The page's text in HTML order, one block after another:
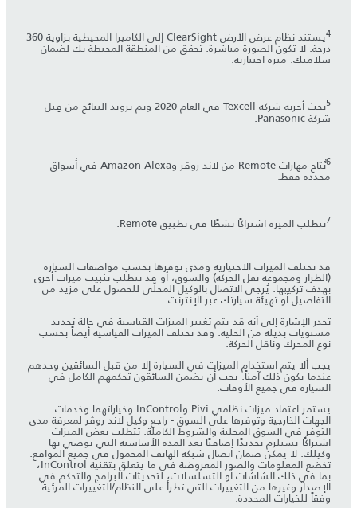
4 يستند نظام عرض الأرض ClearSight إلى الكاميرا المحيطية بزاوية 360
درجة. لا تكون الصورة مباشرة. تحقق من المنطقة المحيطة بك لضمان
سلامتك. ميزة اختيارية.
5 بحث أجرته شركة Texcell في العام 2020 وتم تزويد النتائج من قِبل
شركة Panasonic.
6 تُتاح مهارات Remote من لاند روڤر وAmazon Alexa في أسواق
محددة فقط.
7تتطلب الميزة اشتراكًا نشطًا في تطبيق Remote.
قد تختلف الميزات الاختيارية ومدى توفرها بحسب مواصفات السيارة
(الطراز ومجموعة نقل الحركة) والسوق، أو قد تتطلب تثبيت ميزات أخرى
بهدف تركيبها. يُرجى الاتصال بالوكيل المحلّي للحصول على مزيد من
التفاصيل أو تهيئة سيارتك عبر الإنترنت.
تجدر الإشارة إلى أنه قد يتم تغيير الميزات القياسية في حالة تحديد
مستويات بديلة من الحلية. وقد تختلف الميزات القياسية أيضاً بحسب
نوع المحرك وناقل الحركة.
يجب ألا يتم استخدام الميزات في السيارة إلا من قبل السائقين وحدهم
عندما يكون ذلك آمناً. يجب أن يضمن السائقون تحكمهم الكامل في
السيارة في جميع الأوقات.
يستمر اعتماد ميزات نظامي Pivi وInControl وخياراتهما وخدمات
الجهات الخارجية وتوفرها على السوق - راجع وكيل لاند روڤر لمعرفة مدى
التوفر في السوق المحلية والشروط الكاملة. تتطلب بعض الميزات
اشتراكًا يستلزم تجديدًا إضافيًا بعد المدة الأساسية التي يوصي بها
وكيلك. لا يمكن ضمان اتصال شبكة الهاتف المحمول في جميع المواقع.
تخضع المعلومات والصور المعروضة في ما يتعلق بتقنية InControl،
بما في ذلك الشاشات أو التسلسلات، لتحديثات البرامج والتحكم في
الإصدار وغيرها من التغييرات التي تطرأ على النظام/التغييرات المرئية
وفقاً للخيارات المحددة.